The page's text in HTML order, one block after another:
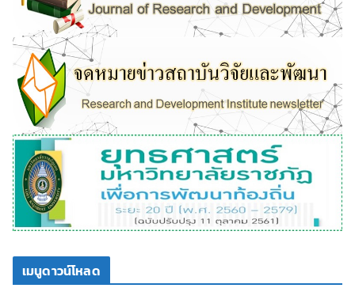
เมนูดาวน์โหลด